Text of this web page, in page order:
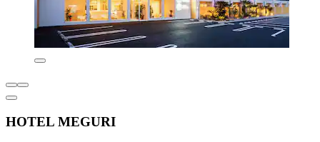
HOTEL MEGURI